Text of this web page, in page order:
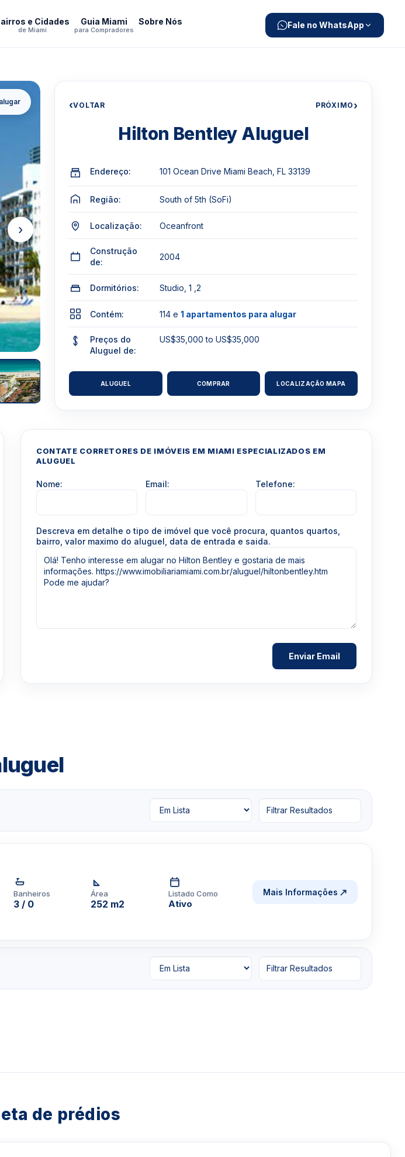
e Cidades
de Miami
Guia Miami
para Compradores
Sobre Nós Fale no WhatsApp
›
‹VOLTAR PRÓXIMO›
Hilton Bentley Aluguel
Endereço: 101 Ocean Drive Miami Beach, FL 33139
Região: South of 5th (SoFi)
Localização: Oceanfront
Construção
de:
2004
Dormitórios: Studio, 1 ,2
Contém: 114 e1 apartamentos para alugar
Preços do
Aluguel de:
US$35,000 to US$35,000
ALUGUEL COMPRAR LOCALIZAÇÃO MAPA
CONTATE CORRETORES DE IMÓVEIS EM MIAMI ESPECIALIZADOS EM
ALUGUEL
Nome: Email: Telefone:
Descreva em detalhe o tipo de imóvel que você procura, quantos quartos,
bairro, valor maximo do aluguel, data de entrada e saida.
Filtrar Resultados
Banheiros
3 / 0
Área
252 m2
Listado Como
Ativo
Mais Informações
Filtrar Resultados
de prédios